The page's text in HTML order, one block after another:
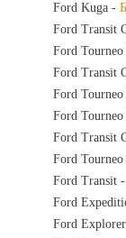
Ford Kuga -
Ford Transit
Ford
Ford Transit
Ford
Ford
Ford Transit
Ford
Ford Transit -
Ford
Ford